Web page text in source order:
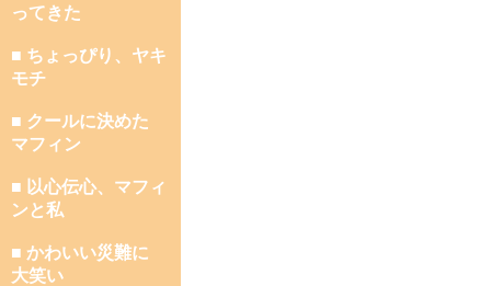
ってきた
■ ちょっぴり、ヤキ
モチ
■ クールに決めた
マフィン
■ 以心伝心、マフィ
ンと私
■ かわいい災難に
大笑い